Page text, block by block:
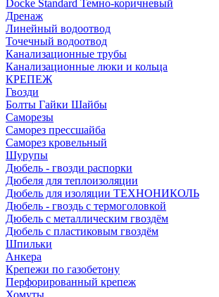
Docke Standard Темно-коричневый
Дренаж
Линейный водоотвод
Точечный водоотвод
Канализационные трубы
Канализационные люки и кольца
КРЕПЕЖ
Гвозди
Болты Гайки Шайбы
Саморезы
Саморез прессшайба
Саморез кровельный
Шурупы
Дюбель - гвозди распорки
Дюбеля для теплоизоляции
Дюбель для изоляции ТЕХНОНИКОЛЬ
Дюбель - гвоздь с термоголовкой
Дюбель с металлическим гвоздём
Дюбель с пластиковым гвоздём
Шпильки
Анкера
Крепежи по газобетону
Перфорированный крепеж
Хомуты